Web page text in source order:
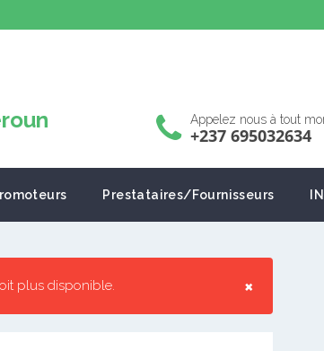
Appelez nous à tout
+237 695032634
Prestataires/Fournisseurs
×
plus disponible.